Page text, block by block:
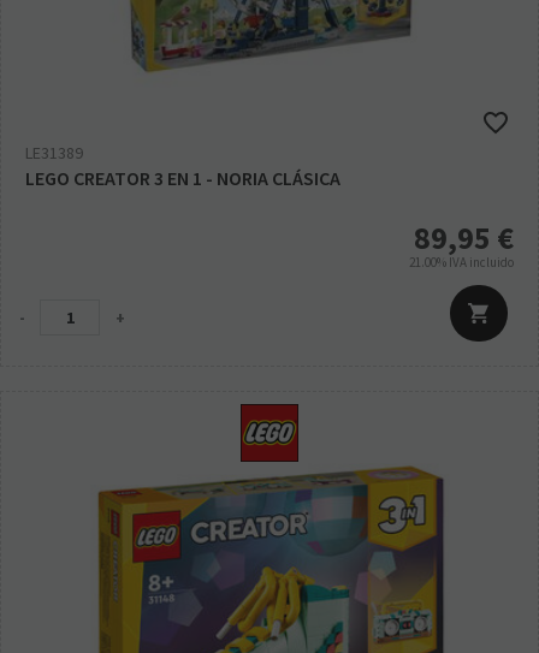
LE31389
LEGO CREATOR 3 EN 1 - NORIA CLÁSICA
89,95 €
21.00% IVA incluido
- +